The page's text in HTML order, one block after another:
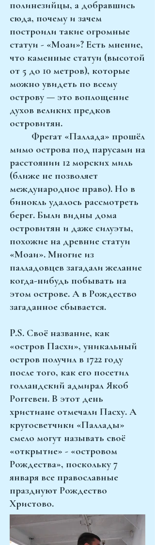
полинезийцы, а добравшись
сюда, почему и зачем
построили такие огромные
статуи - «Моаи»? Есть мнение,
что каменные статуи (высотой
от 5 до 10 метров), которые
можно увидеть по всему
острову — это воплощение
духов великих предков
островитян.
Фрегат «Паллада» прошёл
мимо острова под парусами на
расстоянии 12 морских миль
(ближе не позволяет
международное право). Но в
бинокль удалось рассмотреть
берег. Были видны дома
островитян и даже силуэты,
похожие на древние статуи
«Моаи». Многие из
палладовцев загадали желание
когда-нибудь побывать на
этом острове. А в Рождество
загаданное сбывается.
P.S. Своё название, как
«остров Пасхи», уникальный
остров получил в 1722 году
после того, как его посетил
голландский адмирал Якоб
Роггевен. В этот день
христиане отмечали Пасху. А
кругосветчики «Паллады»
смело могут называть своё
«открытие» - «островом
Рождества», поскольку 7
января все православные
празднуют Рождество
Христово.